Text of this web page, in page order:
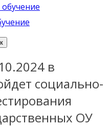
в
социально-
ОУ